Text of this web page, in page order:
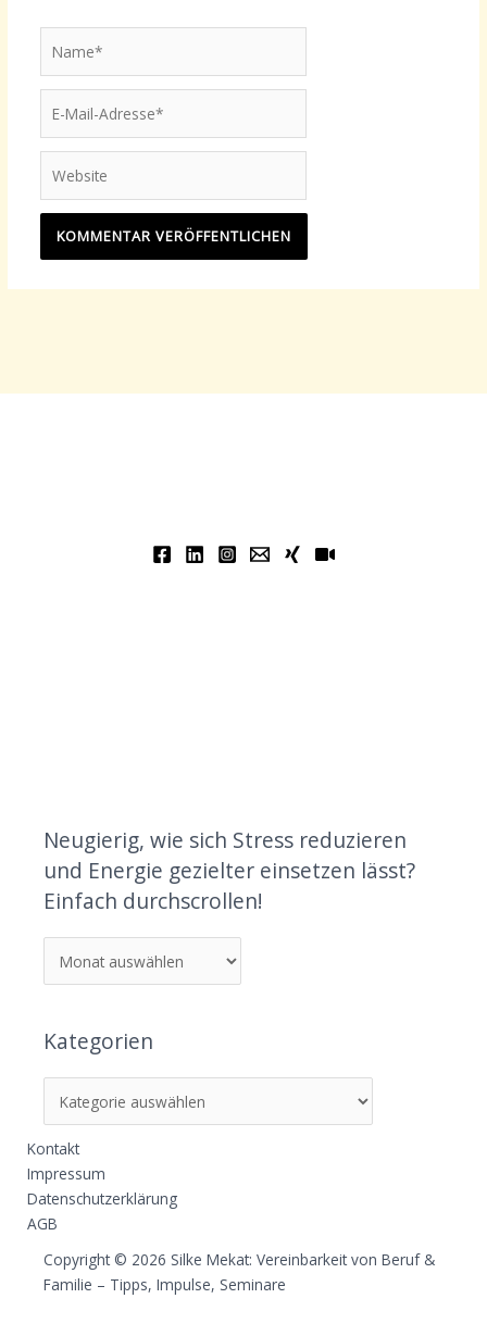
Mail-
Adresse*
Neugierig, wie sich Stress reduzieren
und Energie gezielter einsetzen lässt?
Einfach durchscrollen!
Kategorien
Kontakt
Impressum
Datenschutzerklärung
AGB
Copyright © 2026 Silke Mekat: Vereinbarkeit von Beruf &
Familie – Tipps, Impulse, Seminare